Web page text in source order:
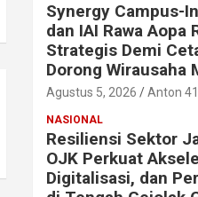
Synergy Campus-
dan IAI Rawa
Strategis Demi
Dorong Wirausaha
Agustus 5, 2026 Anton 41
NASIONAL
Resiliensi Sektor
OJK Perkuat
Digitalisasi, dan